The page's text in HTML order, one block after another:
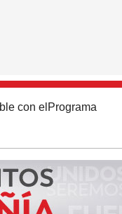
con el Programa